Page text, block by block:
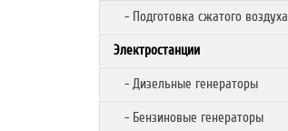
- Подготовка сжатого воздуха
Электростанции
- Дизельные генераторы
- Бензиновые генераторы